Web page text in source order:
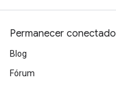
Permanecer conectado
Blog
Fórum